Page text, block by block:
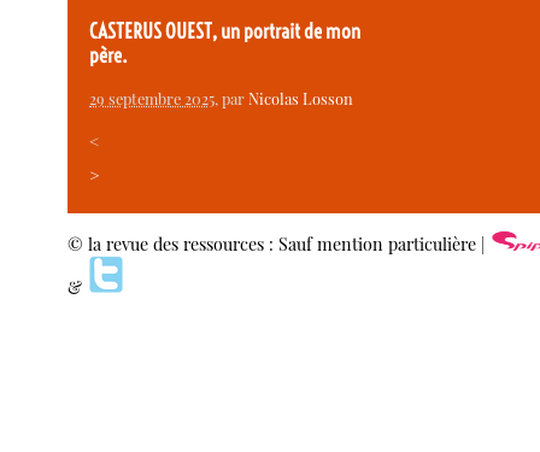
CASTERUS OUEST, un portrait de mon
père.
29 septembre 2025, parNicolas Losson
<
>
© la revue des ressources : Sauf mention particulière |
&